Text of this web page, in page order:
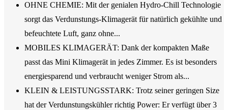
OHNE CHEMIE: Mit der genialen Hydro-Chill Technologie
sorgt das Verdunstungs-Klimagerät für natürlich gekühlte und
befeuchtete Luft, ganz ohne...
MOBILES KLIMAGERÄT: Dank der kompakten Maße
passt das Mini Klimagerät in jedes Zimmer. Es ist besonders
energiesparend und verbraucht weniger Strom als...
KLEIN & LEISTUNGSSTARK: Trotz seiner geringen Size
hat der Verdunstungskühler richtig Power: Er verfügt über 3